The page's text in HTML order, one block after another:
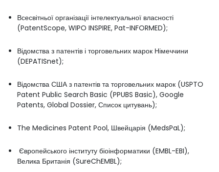
Всесвітньої організації інтелектуальної власності
(PatentScope, WIPO INSPIRE, Pat-INFORMED);
Відомства з патентів і торговельних марок Німеччини
(DEPATISnet);
Відомства США з патентів та торговельних марок (USPTO
Patent Public Search Basic (PPUBS Basic), Google
Patents, Global Dossier, Список цитувань);
The Medicines Patent Pool, Швейцарія (MedsPaL);
Європейського інституту біоінформатики (EMBL-EBI),
Велика Британія (SureChEMBL);